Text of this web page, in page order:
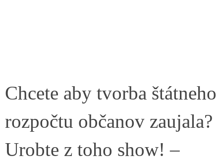
Chcete aby tvorba štátneho
rozpočtu občanov zaujala?
Urobte z toho show! –